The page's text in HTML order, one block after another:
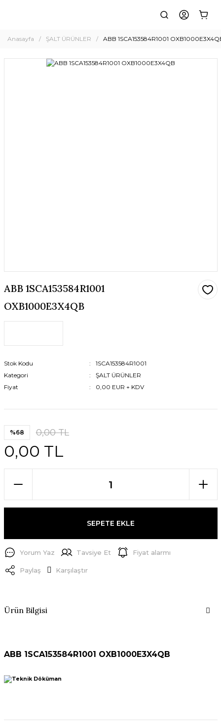
Anasayfa ŞALT ÜRÜNLER ABB 1SCA153584R1001
ABB 1SCA153584R1001
OXB1000E3X4QB
Stok Kodu
1SCA153584R1001
Kategori
ŞALT ÜRÜNLER
Fiyat
0,00 EUR + KDV
%68 0,00 TL
0,00 TL
SEPETE EKLE
Yorum Yaz Tavsiye Et Fiyat alarmı
Paylaş Karşılaştır
Ürün Bilgisi
ABB 1SCA153584R1001 OXB1000E3X4QB